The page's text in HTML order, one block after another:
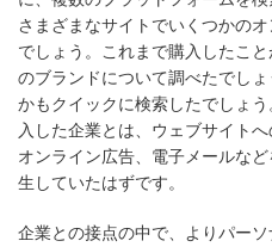
さまざまなサイトでいくつかの
でしょう。これまで購入したこ
のブランドについて調べたでし
かもクイックに検索したでしょ
入した企業とは、ウェブサイト
オンライン広告、電子メールな
生していたはずです。
企業との接点の中で、よりパー